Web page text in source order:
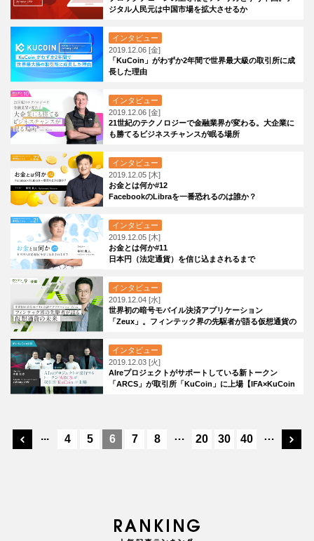
ジタル人民元は中国市場を拡大させるか
インタビュー
2019.12.06 [金]
「KuCoin」がわずか2年間で世界最大級の取引所に成
長した理由
インタビュー
2019.12.06 [金]
21世紀のテクノロジーで金融業界が変わる。大企業に
も勝てるビジネスチャンスが眠る場所
インタビュー
2019.12.05 [木]
お金とは何か#12
FacebookのLibraを一番恐れるのは誰か？
インタビュー
2019.12.05 [木]
お金とは何か#11
日本円（法定通貨）を信じ込まされるまで
インタビュー
2019.12.04 [水]
世界初の暗号モバイル決済アプリケーション
「Zeux」。フィンテック界の先駆者が語る仮想通貨の
インタビュー
2019.12.03 [火]
AIreプロジェクトがサポートしている新トークン
「ARCS」が取引所「KuCoin」に上場【IFA×KuCoin
... 4 5 6 7 8 … 20 30 40 …